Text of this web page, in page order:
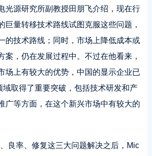
光源研究所副教授田朋飞介绍，现在行
巨量转移技术路线试图克服这些问题，
的技术路线；同时，市场上降低成本或
案，仍在发展过程中。不过在他看来，
场上有较大的优势，中国的显示企业已
域取得了重要突破，包括技术研发和产
广等方面，在这个新兴市场中有较大的
良率、修复这三大问题解决之后，Mic